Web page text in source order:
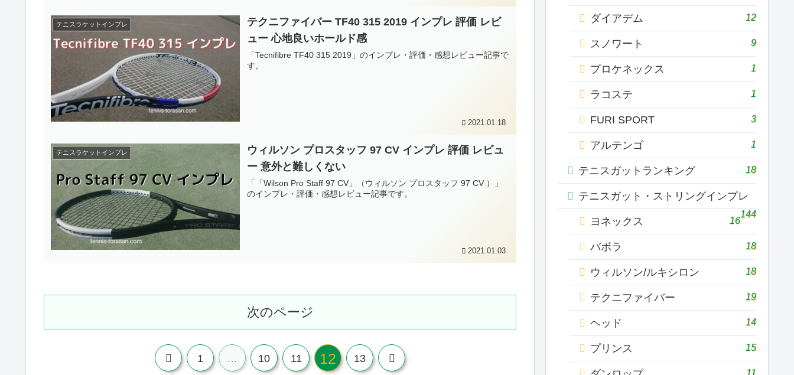
テニスラケットインプレ
テクニファイバー TF40 315 2019 インプレ 評価 レビ
ュー 心地良いホールド感
「Tecnifibre TF40 315 2019」のインプレ・評価・感想レビュー記事で
す。
2021.01.18
テニスラケットインプレ
ウィルソン プロスタッフ 97 CV インプレ 評価 レビュ
ー 意外と難しくない
「「Wilson Pro Staff 97 CV」（ウィルソン プロスタッフ 97 CV ）」
のインプレ・評価・感想レビュー記事です。
2021.01.03
次のページ
前 1 … 10 11 12 13 次
ダイアデム 12
スノワート 9
プロケネックス 1
ラコステ 1
FURI SPORT 3
アルテンゴ 1
テニスガットランキング 18
テニスガット・ストリングインプレ
144
ヨネックス 16
バボラ 18
ウィルソン/ルキシロン 18
テクニファイバー 19
ヘッド 14
プリンス 15
11